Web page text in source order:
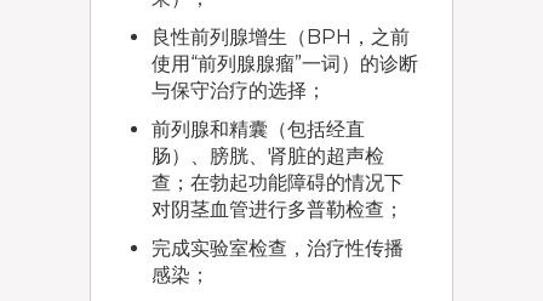
良性前列腺增生（BPH，之前
使用“前列腺腺瘤”一词）的诊断
与保守治疗的选择；
前列腺和精囊（包括经直
肠）、膀胱、肾脏的超声检
查；在勃起功能障碍的情况下
对阴茎血管进行多普勒检查；
完成实验室检查，治疗性传播
感染；